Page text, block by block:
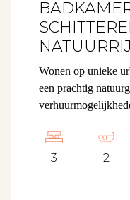
Beleggen
Beheren
Zoeken
Spanje
Wonen op unieke
een prachtig
3 2